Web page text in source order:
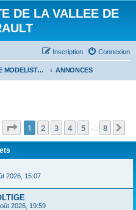
DE LA VALLEE DE
Connexion
Inscription
AMICALE MODELISTE DE LA VALLEE DE L'HERAULT ANNONCES
Page 1sur8
1 2 3 4 5 8
2026, 15:07
2026, 19:59